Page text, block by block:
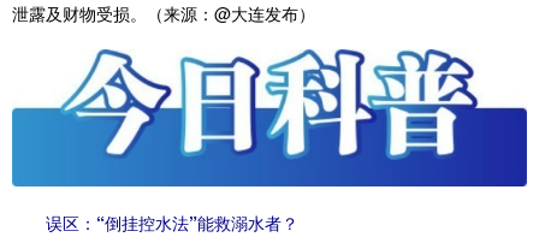
泄露及财物受损。（来源：@大连发布）
误区：“倒挂控水法”能救溺水者？